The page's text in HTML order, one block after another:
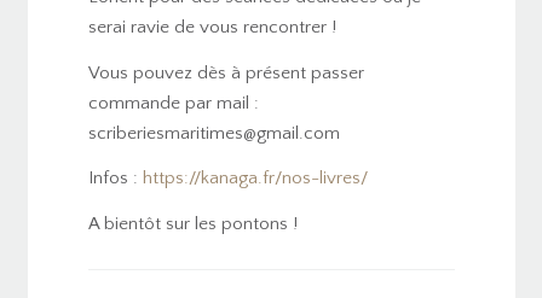
serai ravie de vous rencontrer !
Vous pouvez dès à présent passer
commande par mail :
scriberiesmaritimes@gmail.com
Infos : https://kanaga.fr/nos-livres/
A bientôt sur les pontons !